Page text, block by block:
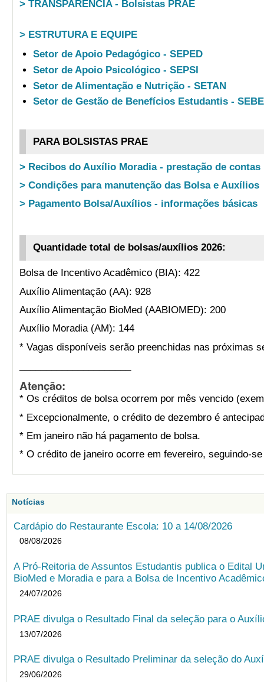
> TRANSPARÊNCIA - Bolsistas PRAE
> ESTRUTURA E EQUIPE
Setor de Apoio Pedagógico - SEPED
Setor de Apoio Psicológico - SEPSI
Setor de Alimentação e Nutrição - SETAN
Setor de Gestão de Benefícios Estudantis -
PARA BOLSISTAS PRAE
> Recibos do Auxílio Moradia - prestação de contas
> Condições para manutenção das Bolsa e Auxílios
> Pagamento Bolsa/Auxílios - informações básicas
Quantidade total de bolsas/auxílios 2026:
Bolsa de Incentivo Acadêmico (BIA): 422
Auxílio Alimentação (AA): 928
Auxílio Alimentação BioMed (AABIOMED): 200
Auxílio Moradia (AM): 144
* Vagas disponíveis serão preenchidas nas próximas
Atenção:
* Os créditos de bolsa ocorrem por mês vencido
* Excepcionalmente, o crédito de dezembro é
* Em janeiro não há pagamento de bolsa.
* O crédito de janeiro ocorre em fevereiro, seguindo-
Notícias
Cardápio do Restaurante Escola: 10 a 14/08/2026
08/08/2026
A Pró-Reitoria de Assuntos Estudantis publica o Edital
BioMed e Moradia e para a Bolsa de Incentivo
24/07/2026
PRAE divulga o Resultado Final da seleção para o
13/07/2026
PRAE divulga o Resultado Preliminar da seleção do
29/06/2026